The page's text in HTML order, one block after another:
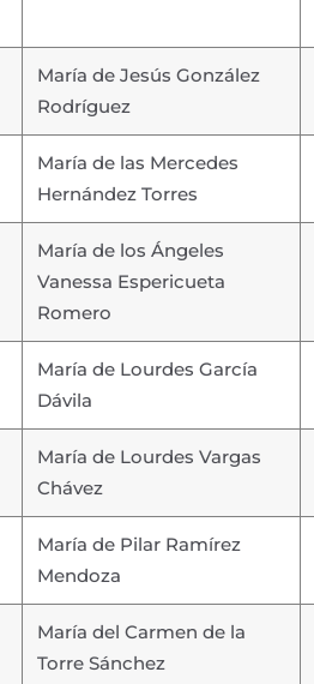
María de Jesús González
Rodríguez
María de las Mercedes
Hernández Torres
María de los Ángeles
Vanessa Espericueta
Romero
María de Lourdes García
Dávila
María de Lourdes Vargas
Chávez
María de Pilar Ramírez
Mendoza
María del Carmen de la
Torre Sánchez